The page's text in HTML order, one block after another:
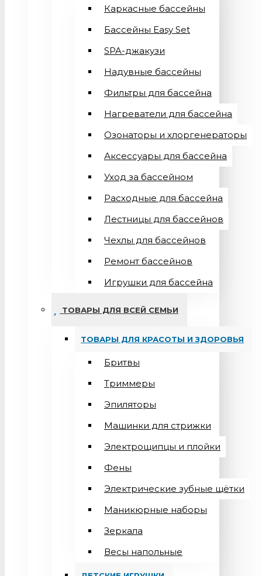
Каркасные бассейны
Бассейны Easy Set
SPA-джакузи
Надувные бассейны
Фильтры для бассейна
Нагреватели для бассейна
Озонаторы и хлоргенераторы
Аксессуары для бассейна
Уход за бассейном
Расходные для бассейна
Лестницы для бассейнов
Чехлы для бассейнов
Ремонт бассейнов
Игрушки для бассейна
ТОВАРЫ ДЛЯ ВСЕЙ СЕМЬИ
ТОВАРЫ ДЛЯ КРАСОТЫ И ЗДОРОВЬЯ
Бритвы
Триммеры
Эпиляторы
Машинки для стрижки
Электрощипцы и плойки
Фены
Электрические зубные щётки
Маникюрные наборы
Зеркала
Весы напольные